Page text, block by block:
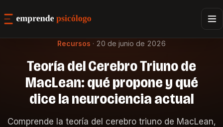
Recursos · 20 de junio de 2026
Teoría del Cerebro Triuno de
MacLean: qué propone y qué
dice la neurociencia actual
Comprende la teoría del cerebro triuno de MacLean,